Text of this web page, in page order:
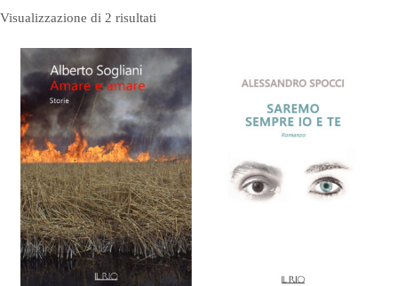
Visualizzazione di 2 risultati